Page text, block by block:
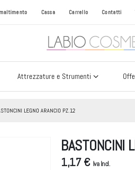
Cassa Carrello Contatti
Attrezzature e Strumenti
LEGNO ARANCIO PZ.12
BASTONCINI
1,17 € Iva Incl.